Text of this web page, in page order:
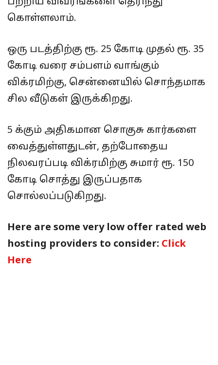
கொள்ளலாம்.
ஒரு படத்திற்கு ரூ. 25 கோடி முதல் ரூ. 35
கோடி வரை சம்பளம் வாங்கும்
விக்ரமிற்கு, சென்னையில் சொந்தமாக
சில வீடுகள் இருக்கிறது.
5 க்கும் அதிகமான சொகுசு கார்களை
வைத்துள்ளதுடன், தற்போதைய
நிலவரப்படி விக்ரமிற்கு சுமார் ரூ. 150
கோடி சொத்து இருப்பதாக
சொல்லப்படுகிறது.
Here are some very low offer rated web
hosting providers to consider: Click
Here